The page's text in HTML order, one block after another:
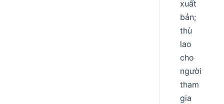
xuất
bản;
thù
lao
cho
người
tham
gia